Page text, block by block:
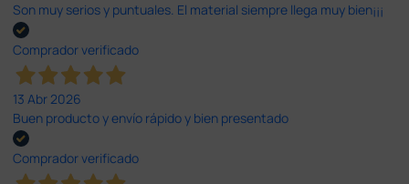
Son muy serios y puntuales. El material siempre llega muy bien¡¡¡
Comprador verificado
13 Abr 2026
Buen producto y envío rápido y bien presentado
Comprador verificado